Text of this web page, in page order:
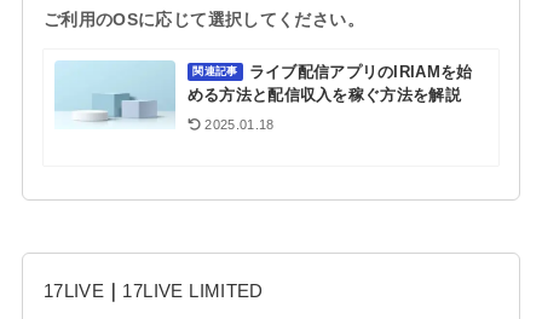
ご利用のOSに応じて選択してください。
関連記事
ライブ配信アプリのIRIAMを始
める方法と配信収入を稼ぐ方法を解説
2025.01.18
17LIVE ｜ 17LIVE LIMITED